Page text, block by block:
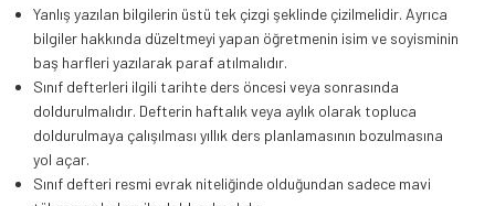
Yanlış yazılan bilgilerin üstü tek çizgi şeklinde çizilmelidir. Ayrıca
bilgiler hakkında düzeltmeyi yapan öğretmenin isim ve soyisminin
baş harfleri yazılarak paraf atılmalıdır.
Sınıf defterleri ilgili tarihte ders öncesi veya sonrasında
doldurulmalıdır. Defterin haftalık veya aylık olarak topluca
doldurulmaya çalışılması yıllık ders planlamasının bozulmasına
yol açar.
Sınıf defteri resmi evrak niteliğinde olduğundan sadece mavi